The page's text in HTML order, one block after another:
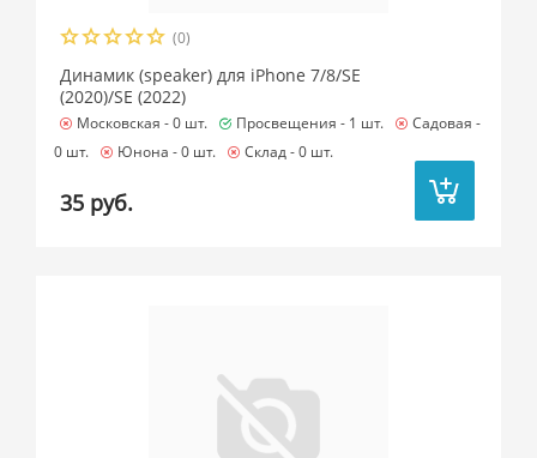
(0)
Динамик (speaker) для iPhone 7/8/SE
(2020)/SE (2022)
Московская -0 шт. Просвещения - 1 шт.
Садовая -
0 шт.
Юнона -0 шт. Склад -0 шт.
35 руб.